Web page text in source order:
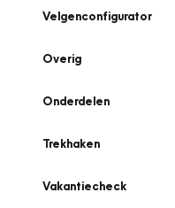
Velgenconfigurator
Overig
Onderdelen
Trekhaken
Vakantiecheck